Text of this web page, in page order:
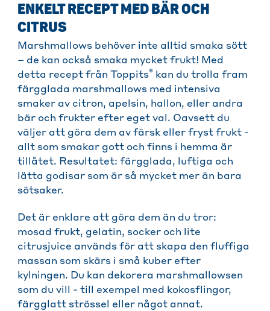
ENKELT RECEPT MED BÄR OCH
CITRUS
Marshmallows behöver inte alltid smaka sött
– de kan också smaka mycket frukt! Med
detta recept från Toppits® kan du trolla fram
färgglada marshmallows med intensiva
smaker av citron, apelsin, hallon, eller andra
bär och frukter efter eget val. Oavsett du
väljer att göra dem av färsk eller fryst frukt -
allt som smakar gott och finns i hemma är
tillåtet. Resultatet: färgglada, luftiga och
lätta godisar som är så mycket mer än bara
sötsaker.
Det är enklare att göra dem än du tror:
mosad frukt, gelatin, socker och lite
citrusjuice används för att skapa den fluffiga
massan som skärs i små kuber efter
kylningen. Du kan dekorera marshmallowsen
som du vill - till exempel med kokosflingor,
färgglatt strössel eller något annat.